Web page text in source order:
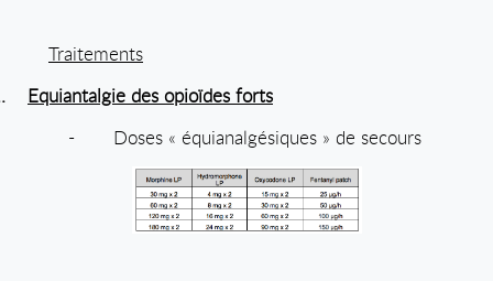
Traitements
Equiantalgie des opioïdes forts
-
Doses « équianalgésiques » de secours